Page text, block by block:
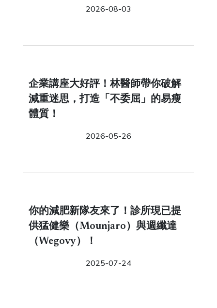
2026-08-03
企業講座大好評！林醫師帶你破解
減重迷思，打造「不委屈」的易瘦
體質！
2026-05-26
你的減肥新隊友來了！診所現已提
供猛健樂（Mounjaro）與週纖達
（Wegovy）！
2025-07-24